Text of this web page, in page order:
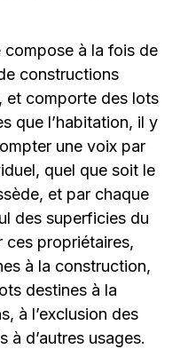
compose à la fois de
constructions
et comporte des lots
que l’habitation, il y
une voix par
quel que soit le
et par chaque
des superficies du
ces propriétaires,
à la construction,
destines à la
à l’exclusion des
d’autres usages.